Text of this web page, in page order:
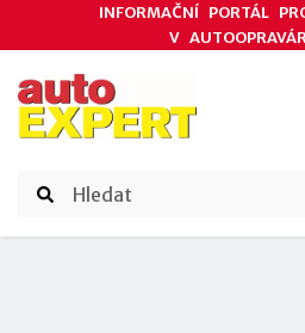
INFORMAČNÍ PORTÁL
V